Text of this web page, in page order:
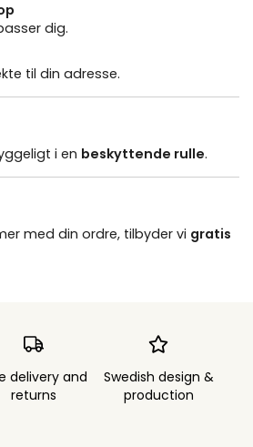
dig.
til din adresse.
i en beskyttende rulle.
med din ordre, tilbyder vi gratis
delivery and
returns
Swedish design &
production